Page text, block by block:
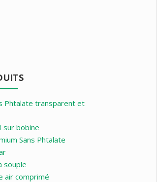
Phtalate transparent et
sur bobine
Sans Phtalate
souple
air comprimé